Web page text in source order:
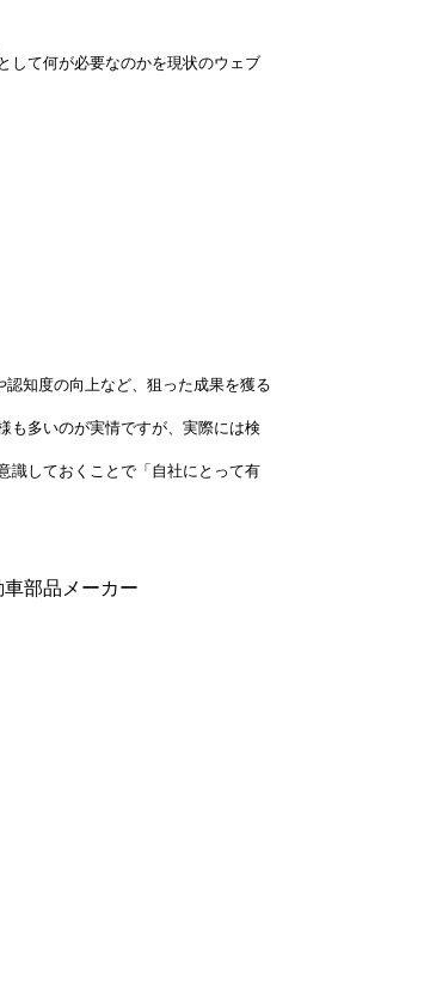
して何が必要なのかを現状のウェブ
知度の向上など、狙った成果を獲る
も多いのが実情ですが、実際には検
識しておくことで「自社にとって有